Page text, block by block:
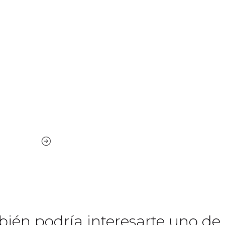
podría interesarte uno de